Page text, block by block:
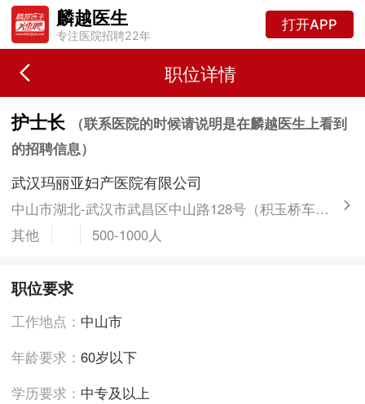
麟越医生
专注医院招聘22年
打开APP
职位详情
护士长
（联系医院的时候请说明是在麟越医生上看到
的招聘信息）
武汉玛丽亚妇产医院有限公司
中山市湖北-武汉市武昌区中山路128号（积玉桥车站附近）
其他
500-1000人
职位要求
工作地点： 中山市
年龄要求：60岁以下
学历要求： 中专及以上